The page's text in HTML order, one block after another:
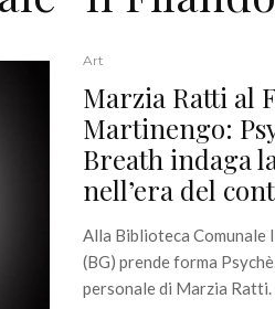
Art
Marzia Ratti al
Martinengo:
Breath indaga
nell’era del
Alla Biblioteca Comunale
(BG) prende forma
personale di Marzia